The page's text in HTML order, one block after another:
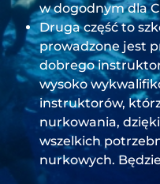
w dogodnym dla
Druga część to
prowadzone jest
dobrego
wysoko
instruktorów,
nurkowania,
wszelkich
nurkowych.